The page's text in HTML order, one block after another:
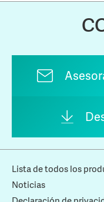
Lista de todos los
Noticias